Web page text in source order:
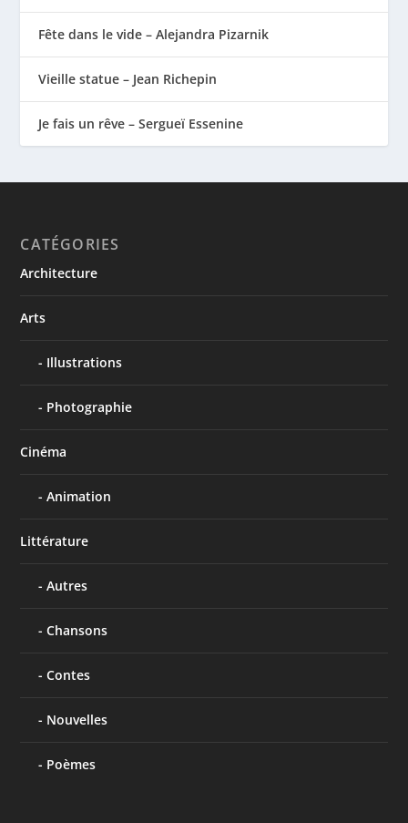
Fête dans le vide – Alejandra Pizarnik
Vieille statue – Jean Richepin
Je fais un rêve – Sergueï Essenine
CATÉGORIES
Architecture
Arts
Illustrations
Photographie
Cinéma
Animation
Littérature
Autres
Chansons
Contes
Nouvelles
Poèmes